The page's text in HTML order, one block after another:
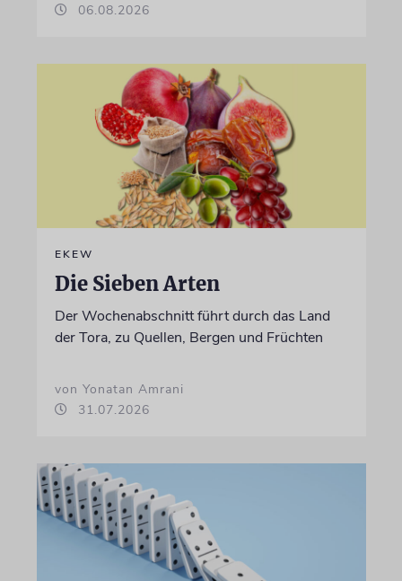
06.08.2026
EKEW
Die Sieben Arten
Der Wochenabschnitt führt durch das Land
der Tora, zu Quellen, Bergen und Früchten
von Yonatan Amrani
31.07.2026